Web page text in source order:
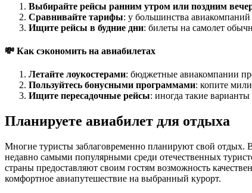
Выбирайте рейсы ранним утром или поздним
Сравнивайте тарифы: у большинства авиакомпаний
Ищите рейсы в будние дни: билеты на самолет
💸 Как сэкономить на авиабилетах
Летайте лоукостерами: бюджетные авиакомпании
Пользуйтесь бонусными программами: копите
Ищите пересадочные рейсы: иногда такие
Планируете авиабилет для отдыха
Многие туристы заблаговременно планируют свой отдых.
недавно самыми популярными среди отечественных
страны предоставляют своим гостям возможность
комфортное авиапутешествие на выбранный курорт.